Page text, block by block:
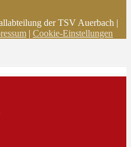
der TSV Auerbach |
| Cookie-Einstellungen